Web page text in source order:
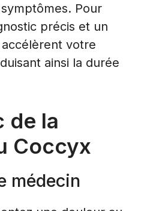
Pour
précis et un
votre
ainsi la durée
de la
Coccyx
médecin